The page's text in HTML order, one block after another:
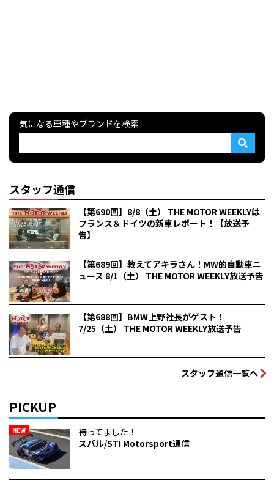
気になる車種やブランドを検索
スタッフ通信
【第690回】8/8（土） THE MOTOR WEEKLYは
フランス＆ドイツの新車レポート！【放送予
告】
【第689回】教えてアキラさん！MW的自動車ニ
ュース 8/1（土） THE MOTOR WEEKLY放送予告
【第688回】BMW上野社長がゲスト！
7/25（土） THE MOTOR WEEKLY放送予告
スタッフ通信一覧へ
PICKUP
NEW
待ってました！
スバル/STI Motorsport通信